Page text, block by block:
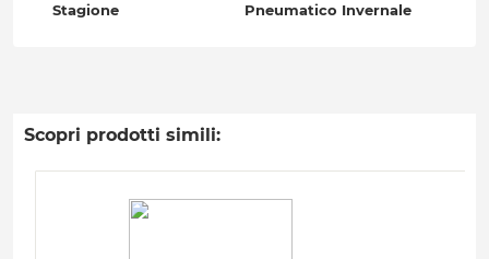
Stagione Pneumatico Invernale
Scopri prodotti simili: